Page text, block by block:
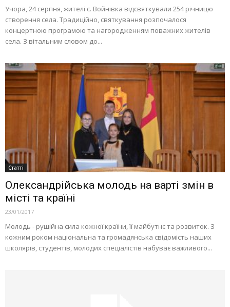
Учора, 24 серпня, жителі с. Войнівка відсвяткували 254 річницю
створення села. Традиційно, святкування розпочалося
концертною програмою та нагородженням поважних жителів
села. З вітальним словом до...
Статті
Олександрійська молодь на варті змін в
місті та країні
23/01/2017
Молодь - рушійна сила кожної країни, її майбутнє та розвиток. З
кожним роком національна та громадянська свідомість наших
школярів, студентів, молодих спеціалістів набуває важливого...